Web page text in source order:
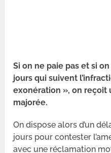
Si on ne paie pas et si
jours qui suivent
exonération », on reçoit
majorée.
On dispose alors d’un
jours pour contester
avec une réclamation